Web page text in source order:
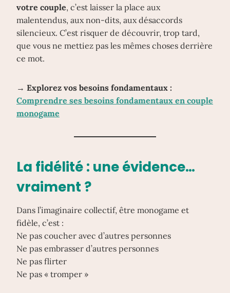
votre couple, c’est laisser la place aux
malentendus, aux non-dits, aux désaccords
silencieux. C’est risquer de découvrir, trop tard,
que vous ne mettiez pas les mêmes choses derrière
ce mot.
→ Explorez vos besoins fondamentaux :
Comprendre ses besoins fondamentaux en couple
monogame
La fidélité : une évidence…
vraiment ?
Dans l’imaginaire collectif, être monogame et
fidèle, c’est :
Ne pas coucher avec d’autres personnes
Ne pas embrasser d’autres personnes
Ne pas flirter
Ne pas « tromper »